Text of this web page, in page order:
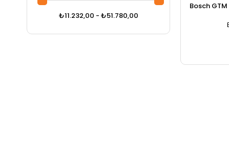
₺11.232,00 - ₺51.780,00
Bosch